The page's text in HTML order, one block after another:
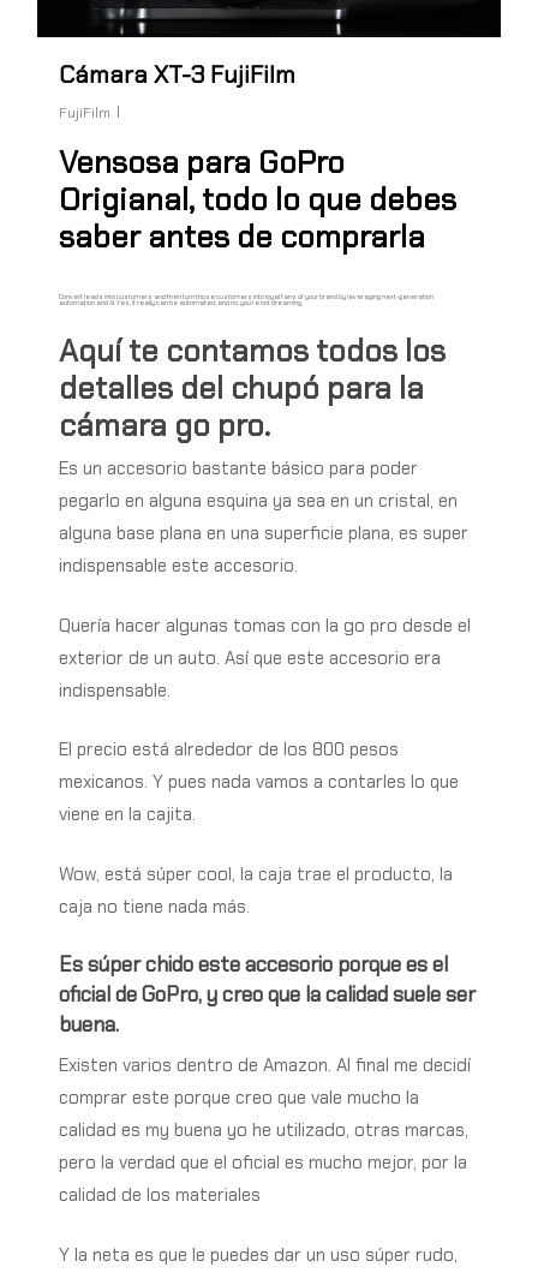
Cámara XT-3 FujiFilm
FujiFilm
Vensosa para GoPro
Origianal, todo lo que debes
saber antes de comprarla
Convertleads intocustomers andthenturnthosecustomers intoloyalfans ofyourbrandbyleveragingnext-generation
automation andAI.Yes,itreallycanbe automated, andno,you'renotdreaming.
Aquí te contamos todos los
detalles del chupó para la
cámara go pro.
Es un accesorio bastante básico para poder
pegarlo en alguna esquina ya sea en un cristal, en
alguna base plana en una superficie plana, es super
indispensable este accesorio.
Quería hacer algunas tomas con la go pro desde el
exterior de un auto. Así que este accesorio era
indispensable.
El precio está alrededor de los 800 pesos
mexicanos. Y pues nada vamos a contarles lo que
viene en la cajita.
Wow, está súper cool, la caja trae el producto, la
caja no tiene nada más.
Es súper chido este accesorio porque es el
oficial de GoPro, y creo que la calidad suele ser
buena.
Existen varios dentro de Amazon. Al final me decidí
comprar este porque creo que vale mucho la
calidad es my buena yo he utilizado, otras marcas,
pero la verdad que el oficial es mucho mejor, por la
calidad de los materiales
Y la neta es que le puedes dar un uso súper rudo,